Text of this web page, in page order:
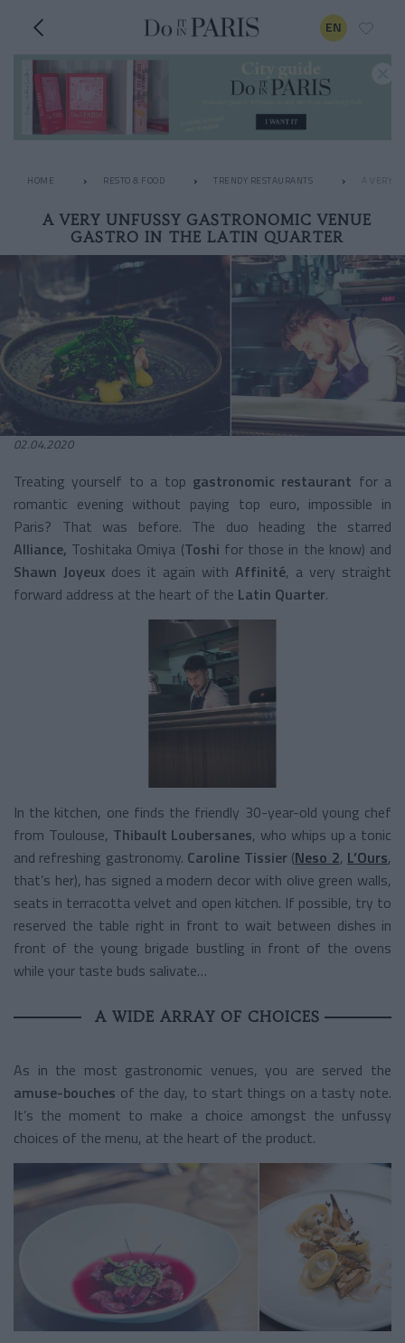
EN
HOME RESTO & FOOD TRENDY RESTAURANTS A VERY
A VERY UNFUSSY GASTRONOMIC VENUE
GASTRO IN THE LATIN QUARTER
02.04.2020
Treating yourself to a top gastronomic restaurant for a
romantic evening without paying top euro, impossible in
Paris? That was before. The duo heading the starred
Alliance, Toshitaka Omiya (Toshi for those in the know) and
Shawn Joyeux does it again with Affinité, a very straight
forward address at the heart of the Latin Quarter.
In the kitchen, one finds the friendly 30-year-old young chef
from Toulouse, Thibault Loubersanes, who whips up a tonic
and refreshing gastronomy. Caroline Tissier(Neso 2, L’Ours,
that’s her), has signed a modern decor with olive green walls,
seats in terracotta velvet and open kitchen. If possible, try to
reserved the table right in front to wait between dishes in
front of the young brigade bustling in front of the ovens
while your taste buds salivate…
A WIDE ARRAY OF CHOICES
As in the most gastronomic venues, you are served the
amuse-bouches of the day, to start things on a tasty note.
It’s the moment to make a choice amongst the unfussy
choices of the menu, at the heart of the product.